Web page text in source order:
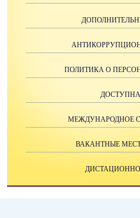
ПОЛИТИКА О
МЕЖДУНАРОДНОЕ
ВАКАНТНЫЕ